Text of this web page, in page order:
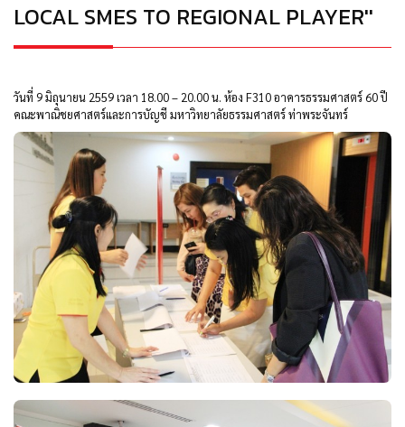
LOCAL SMES TO REGIONAL PLAYER''
วันที่ 9 มิถุนายน 2559 เวลา 18.00 – 20.00 น. ห้อง F310 อาคารธรรมศาสตร์ 60 ปี
คณะพาณิชยศาสตร์และการบัญชี มหาวิทยาลัยธรรมศาสตร์ ท่าพระจันทร์